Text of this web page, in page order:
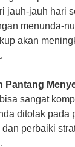
jauh-jauh hari
menunda-
akan
Pantang
sangat
ditolak pada
perbaiki